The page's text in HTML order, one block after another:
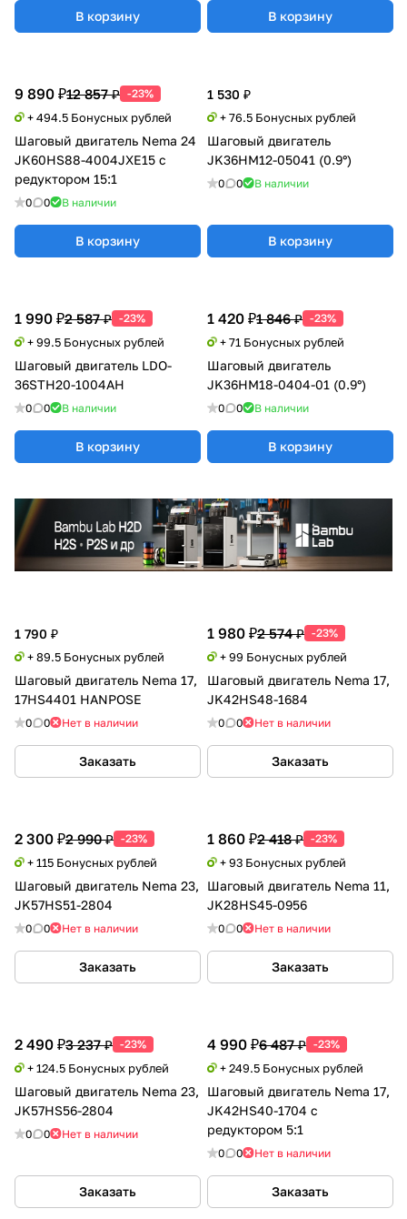
В корзину В корзину
9 890 ₽12 857 ₽ -23%
+ 494.5 Бонусных рублей
Шаговый двигатель Nema 24
JK60HS88-4004JXE15 с
редуктором 15:1
0 0 В наличии
В корзину
1 530 ₽
+ 76.5 Бонусных рублей
Шаговый двигатель
JK36HM12-05041 (0.9°)
0 0 В наличии
В корзину
1 990 ₽2 587 ₽ -23%
+ 99.5 Бонусных рублей
Шаговый двигатель LDO-
36STH20-1004AH
0 0 В наличии
В корзину
1 420 ₽1 846 ₽ -23%
+ 71 Бонусных рублей
Шаговый двигатель
JK36HM18-0404-01 (0.9°)
0 0 В наличии
В корзину
1 790 ₽
+ 89.5 Бонусных рублей
Шаговый двигатель Nema 17,
17HS4401 HANPOSE
0 0 Нет в наличии
Заказать
1 980 ₽2 574 ₽ -23%
+ 99 Бонусных рублей
Шаговый двигатель Nema 17,
JK42HS48-1684
0 0 Нет в наличии
Заказать
2 300 ₽2 990 ₽ -23%
+ 115 Бонусных рублей
Шаговый двигатель Nema 23,
JK57HS51-2804
0 0 Нет в наличии
Заказать
1 860 ₽2 418 ₽ -23%
+ 93 Бонусных рублей
Шаговый двигатель Nema 11,
JK28HS45-0956
0 0 Нет в наличии
Заказать
2 490 ₽3 237 ₽ -23%
+ 124.5 Бонусных рублей
Шаговый двигатель Nema 23,
JK57HS56-2804
0 0 Нет в наличии
Заказать
4 990 ₽6 487 ₽ -23%
+ 249.5 Бонусных рублей
Шаговый двигатель Nema 17,
JK42HS40-1704 с
редуктором 5:1
0 0 Нет в наличии
Заказать